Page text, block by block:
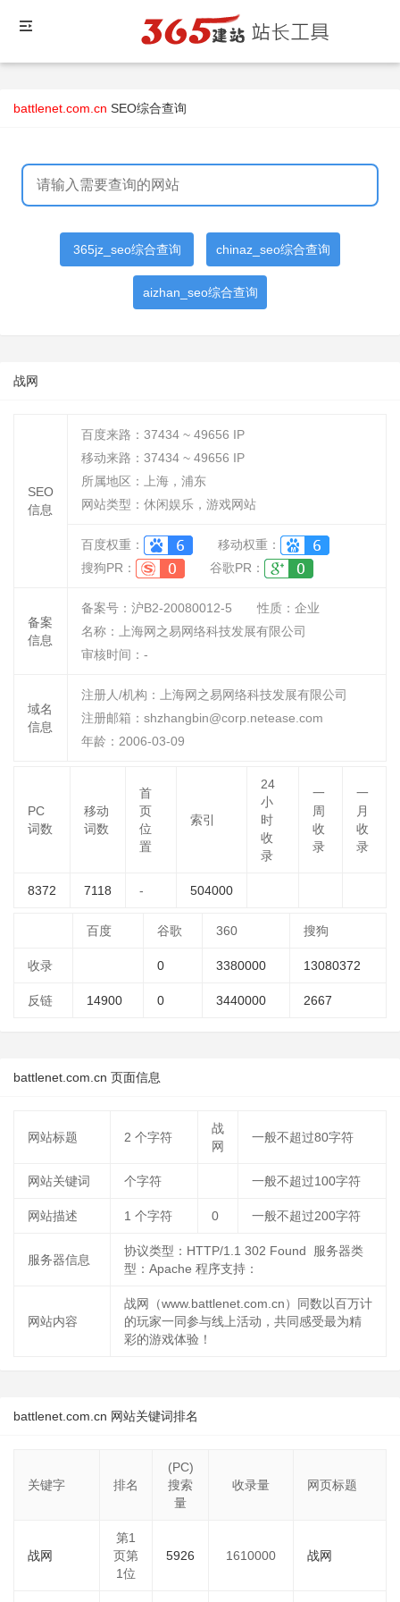
battlenet.com.cn SEO综合查询
365jz_seo综合查询 chinaz_seo综合查询
aizhan_seo综合查询
战网
SEO
信息
百度来路： 37434 ~ 49656 IP
移动来路： 37434 ~ 49656 IP
所属地区：上海，浦东
网站类型：休闲娱乐，游戏网站
百度权重：
移动权重：
搜狗PR：
谷歌PR：
备案
信息
备案号：沪B2-20080012-5 性质： 企业
名称：
上海网之易网络科技发展有限公司
审核时间： -
域名
信息
注册人/机构：上海网之易网络科技发展有限公司
注册邮箱：shzhangbin@corp.netease.com
年龄：2006-03-09
PC
词数
移动
词数
首
页
位
置
索引
24
小
时
收
录
一
周
收
录
一
月
收
录
8372 7118 - 504000
百度 谷歌 360 搜狗
收录 0 3380000 13080372
反链 14900 0 3440000 2667
battlenet.com.cn 页面信息
网站标题 2 个字符
战
网
一般不超过80字符
网站关键词 个字符 一般不超过100字符
网站描述 1 个字符 0 一般不超过200字符
服务器信息
协议类型：HTTP/1.1 302 Found 服务器类
型：Apache 程序支持：
网站内容
战网（www.battlenet.com.cn）同数以百万计
的玩家一同参与线上活动，共同感受最为精
彩的游戏体验！
battlenet.com.cn 网站关键词排名
关键字 排名
(PC)
搜索
量
收录量 网页标题
战网
第1
页第
1位
5926 1610000 战网